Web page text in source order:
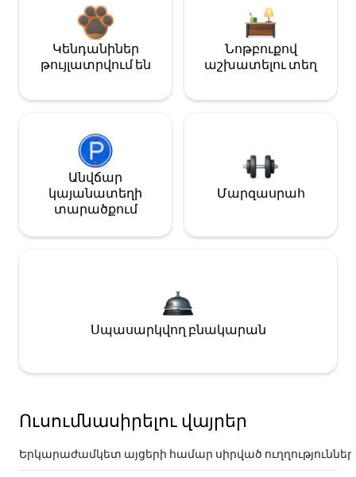
Կենդանիներ
թույլատրվում են
Նոթբուքով
աշխատելու տեղ
Անվճար
կայանատեղի
տարածքում
Մարզասրահ
Սպասարկվող բնակարան
Ուսումնասիրելու վայրեր
Երկարաժամկետ այցերի համար սիրված ուղղություններ